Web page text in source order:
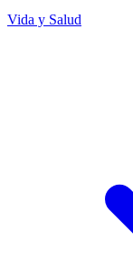
Vida y Salud